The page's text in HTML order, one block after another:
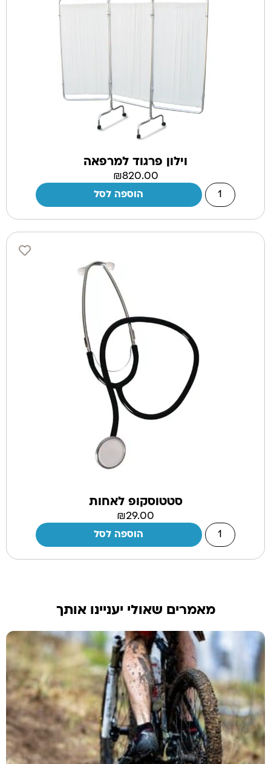
וילון פרגוד למרפאה
₪820.00
הוספה לסל
סטטוסקופ לאחות
₪29.00
הוספה לסל
מאמרים שאולי יעניינו אותך